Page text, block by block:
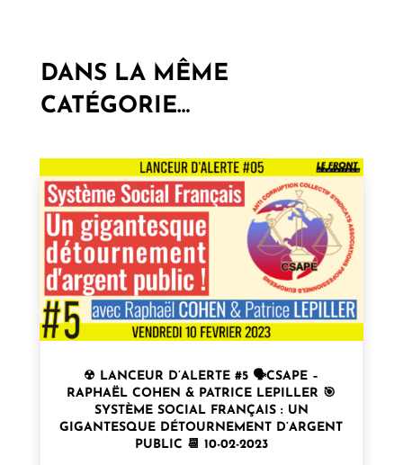
DANS LA MÊME
CATÉGORIE…
☢ LANCEUR D’ALERTE #5 🗣CSAPE –
RAPHAËL COHEN & PATRICE LEPILLER 🎯
SYSTÈME SOCIAL FRANÇAIS : UN
GIGANTESQUE DÉTOURNEMENT D’ARGENT
PUBLIC 📆 10-02-2023